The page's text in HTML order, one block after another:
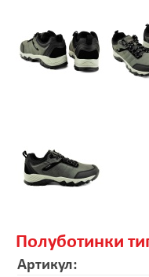
Полуботинки
Артикул: